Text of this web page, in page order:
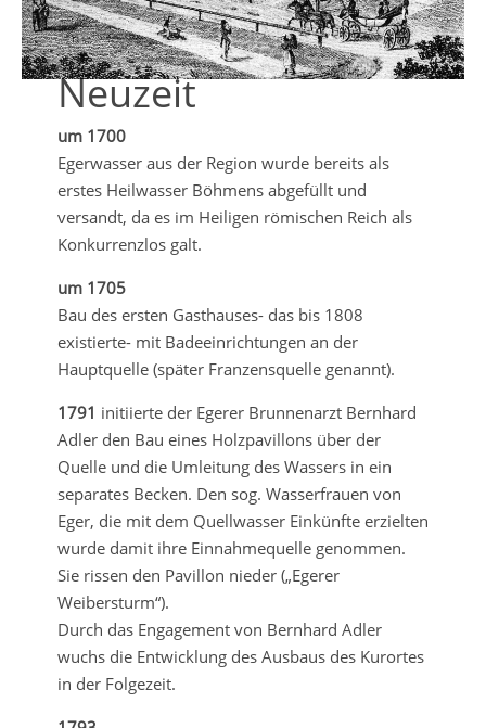
Neuzeit
um 1700
Egerwasser aus der Region wurde bereits als
erstes Heilwasser Böhmens abgefüllt und
versandt, da es im Heiligen römischen Reich als
Konkurrenzlos galt.
um 1705
Bau des ersten Gasthauses- das bis 1808
existierte- mit Badeeinrichtungen an der
Hauptquelle (später Franzensquelle genannt).
1791 initiierte der Egerer Brunnenarzt Bernhard
Adler den Bau eines Holzpavillons über der
Quelle und die Umleitung des Wassers in ein
separates Becken. Den sog. Wasserfrauen von
Eger, die mit dem Quellwasser Einkünfte erzielten
wurde damit ihre Einnahmequelle genommen.
Sie rissen den Pavillon nieder („Egerer
Weibersturm“).
Durch das Engagement von Bernhard Adler
wuchs die Entwicklung des Ausbaus des Kurortes
in der Folgezeit.